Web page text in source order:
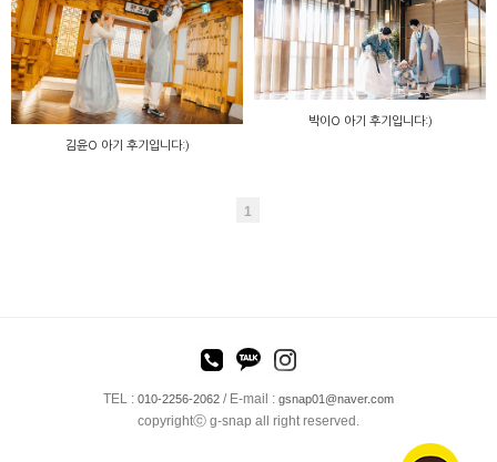
박이O 아기 후기입니다:)
김윤O 아기 후기입니다:)
1
TEL : 010-2256-2062 / E-mail : gsnap01@naver.com
copyrightⓒ g-snap all right reserved.